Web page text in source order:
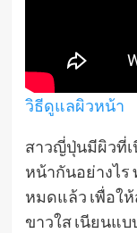
วิธีดูแลผิวหน้า
สาวญี่ปุ่นมีผิวที่เ
หน้ากันอย่างไร
หมดแล้ว เพื่อใ
ขาวใส เนียนแ